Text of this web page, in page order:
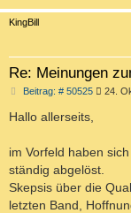
KingBill
Re: Meinungen
Beitrag: # 50525B
t
g
24.
Hallo allerseits,
im Vorfeld haben
ständig abgelöst.
Skepsis über die
letzten Band,